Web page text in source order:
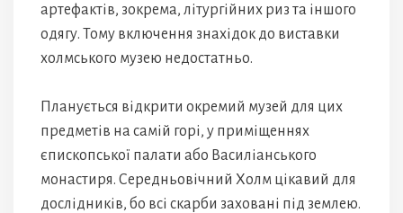
артефактів, зокрема, літургійних риз та іншого
одягу. Тому включення знахідок до виставки
холмського музею недостатньо.
Планується відкрити окремий музей для цих
предметів на самій горі, у приміщеннях
єпископської палати або Василіанського
монастиря. Середньовічний Холм цікавий для
дослідників, бо всі скарби заховані під землею.